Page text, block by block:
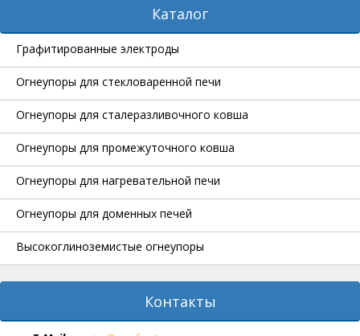
Каталог
Графитированные электроды
Огнеупоры для стекловаренной печи
Огнеупоры для сталеразливочного ковша
Огнеупоры для промежуточного ковша
Огнеупоры для нагревательной печи
Огнеупоры для доменных печей
Высокоглиноземистые огнеупоры
Контакты